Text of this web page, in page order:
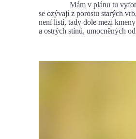
Mám v plánu tu
se ozývají z porostu starých
není listí, tady dole mezi
a ostrých stínů, umocněných